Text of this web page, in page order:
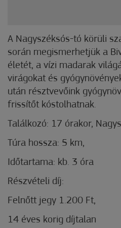
A Nagyszéksós-tó körüli
során megismerhetjük a
életét, a vízi madarak
virágokat és
után résztvevőink
frissítőt kóstolhatnak.
Találkozó: 17 órakor,
Túra hossza: 5 km,
Időtartama: kb. 3 óra
Részvételi díj:
Felnőtt jegy 1.200 Ft,
14 éves korig díjtalan